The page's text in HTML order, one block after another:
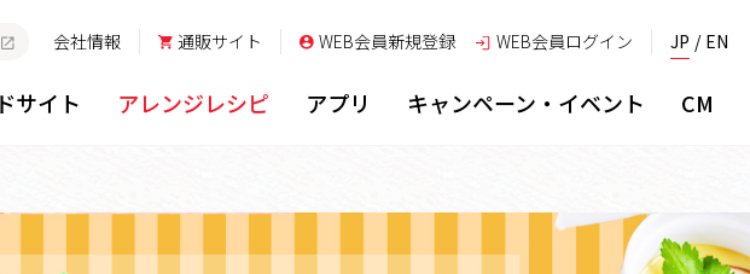
会社情報 通販サイト WEB会員新規登録 WEB会員ログイン JP EN
サイト アレンジレシピ アプリ キャンペーン・イベント CM